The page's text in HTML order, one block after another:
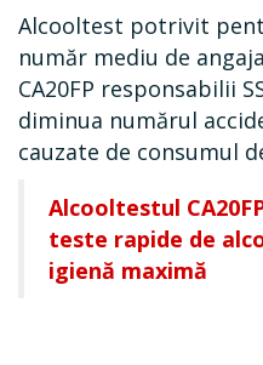
Alcooltest potrivit
număr mediu de
CA20FP responsabilii
diminua numărul
cauzate de consumul
Alcooltestul
teste rapide de
igienă maximă